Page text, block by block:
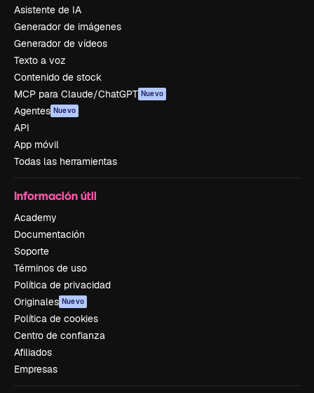
Asistente de IA
Generador de imágenes
Generador de vídeos
Texto a voz
Contenido de stock
MCP para Claude/ChatGPT Nuevo
Agentes Nuevo
API
App móvil
Todas las herramientas
Información útil
Academy
Documentación
Soporte
Términos de uso
Política de privacidad
Originales Nuevo
Política de cookies
Centro de confianza
Afiliados
Empresas